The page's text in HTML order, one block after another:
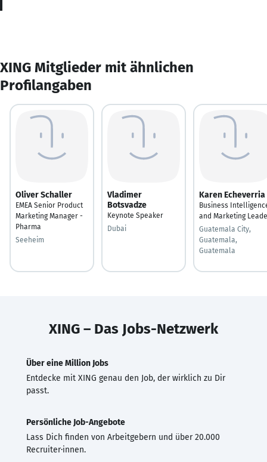
XING Mitglieder mit ähnlichen
Profilangaben
Oliver Schaller
EMEA Senior Product
Marketing Manager -
Pharma
Seeheim
Vladimer
Botsvadze
Keynote Speaker
Dubai
Karen Echeverria
Business
and Marketing
Guatemala City,
Guatemala,
Guatemala
XING – Das Jobs-Netzwerk
Über eine Million Jobs
Entdecke mit XING genau den Job, der wirklich zu Dir
passt.
Persönliche Job-Angebote
Lass Dich finden von Arbeitgebern und über 20.000
Recruiter·innen.